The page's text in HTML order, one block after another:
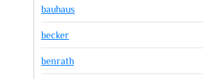
bauhaus
becker
benrath